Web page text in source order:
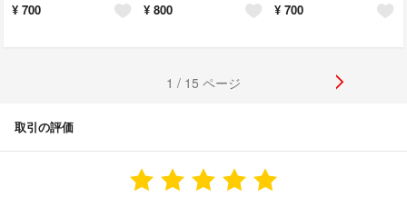
¥ 700 ¥ 800 ¥ 700
1 / 15 ページ
取引の評価